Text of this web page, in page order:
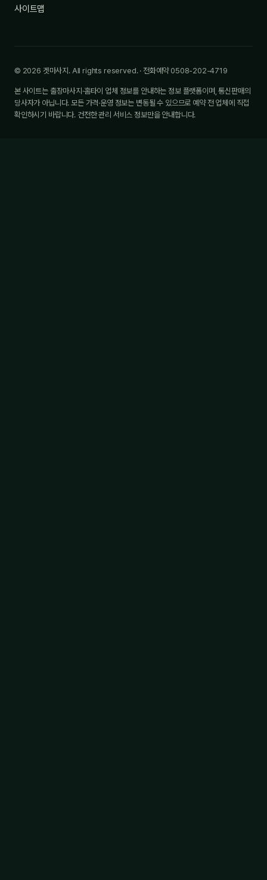
사이트맵
© 2026 겟마사지. All rights reserved. · 전화예약 0508-202-4719
본 사이트는 출장마사지·홈타이 업체 정보를 안내하는 정보 플랫폼이며, 통신판매의
당사자가 아닙니다. 모든 가격·운영 정보는 변동될 수 있으므로 예약 전 업체에 직접
확인하시기 바랍니다. 건전한 관리 서비스 정보만을 안내합니다.